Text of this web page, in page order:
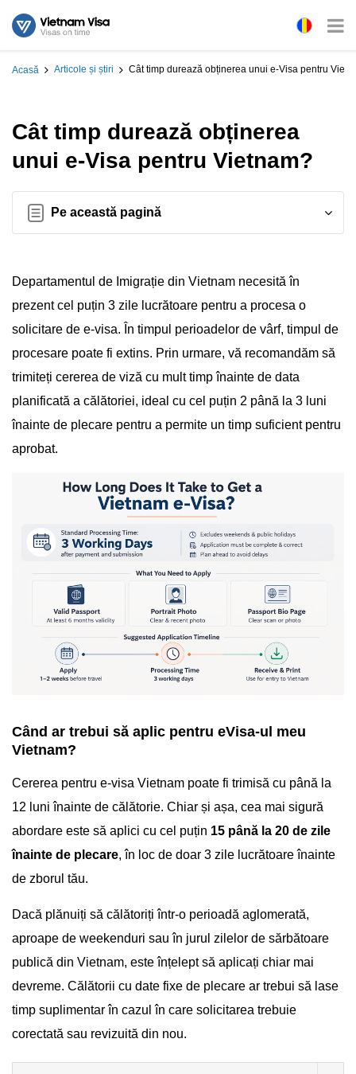
Acasă Articole și știri Cât timp durează obținerea unui e-Visa pentru
Cât timp durează obținerea
unui e-Visa pentru Vietnam?
Pe această pagină
Departamentul de Imigrație din Vietnam necesită în
prezent cel puțin 3 zile lucrătoare pentru a procesa o
solicitare de e-visa. În timpul perioadelor de vârf, timpul de
procesare poate fi extins. Prin urmare, vă recomandăm să
trimiteți cererea de viză cu mult timp înainte de data
planificată a călătoriei, ideal cu cel puțin 2 până la 3 luni
înainte de plecare pentru a permite un timp suficient pentru
aprobat.
Când ar trebui să aplic pentru eVisa-ul meu
Vietnam?
Cererea pentru e-visa Vietnam poate fi trimisă cu până la
12 luni înainte de călătorie. Chiar și așa, cea mai sigură
abordare este să aplici cu cel puțin 15 până la 20 de zile
înainte de plecare, în loc de doar 3 zile lucrătoare înainte
de zborul tău.
Dacă plănuiți să călătoriți într-o perioadă aglomerată,
aproape de weekenduri sau în jurul zilelor de sărbătoare
publică din Vietnam, este înțelept să aplicați chiar mai
devreme. Călătorii cu date fixe de plecare ar trebui să lase
timp suplimentar în cazul în care solicitarea trebuie
corectată sau revizuită din nou.